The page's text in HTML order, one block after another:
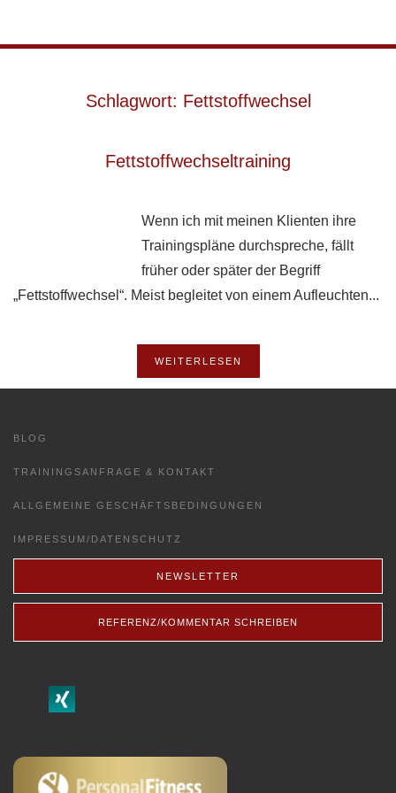
Skip to main content
Schlagwort: Fettstoffwechsel
Fettstoffwechseltraining
Wenn ich mit meinen Klienten ihre
Trainingspläne durchspreche, fällt
früher oder später der Begriff
„Fettstoffwechsel“. Meist begleitet von einem Aufleuchten...
WEITERLESEN
BLOG
TRAININGSANFRAGE & KONTAKT
ALLGEMEINE GESCHÄFTSBEDINGUNGEN
IMPRESSUM/DATENSCHUTZ
NEWSLETTER
REFERENZ/KOMMENTAR SCHREIBEN